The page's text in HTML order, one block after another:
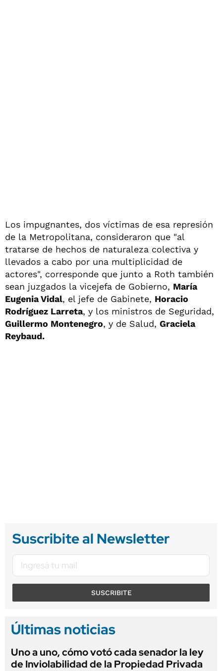
Los impugnantes, dos víctimas de esa represión
de la Metropolitana, consideraron que "al
tratarse de hechos de naturaleza colectiva y
llevados a cabo por una multiplicidad de
actores", corresponde que junto a Roth también
sean juzgados la vicejefa de Gobierno, María
Eugenia Vidal, el jefe de Gabinete, Horacio
Rodríguez Larreta, y los ministros de Seguridad,
Guillermo Montenegro, y de Salud, Graciela
Reybaud.
Suscribite al Newsletter
SUSCRIBITE
Últimas noticias
Uno a uno, cómo votó cada senador la ley
de Inviolabilidad de la Propiedad Privada